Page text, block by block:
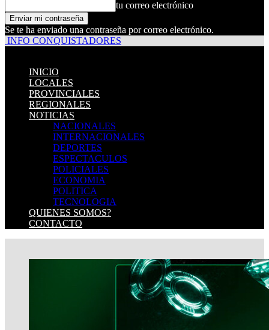
tu correo electrónico
Se te ha enviado una contraseña por correo electrónico.
INFO CONQUISTADORES
INICIO
LOCALES
PROVINCIALES
REGIONALES
NOTICIAS
NACIONALES
INTERNACIONALES
DEPORTES
ESPECTACULOS
POLICIALES
ECONOMIA
POLITICA
TECNOLOGIA
QUIENES SOMOS?
CONTACTO